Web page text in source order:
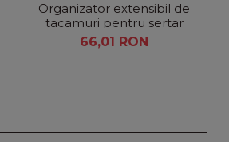
Organizator extensibil de
tacamuri pentru sertar
66,01 RON